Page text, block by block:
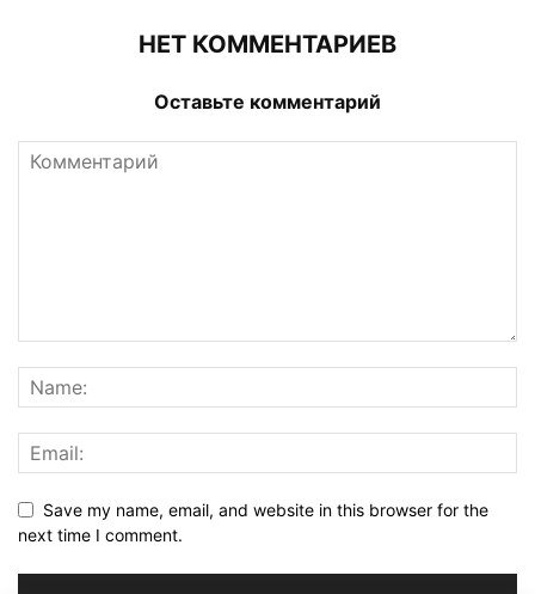
НЕТ КОММЕНТАРИЕВ
Оставьте комментарий
Save my name, email, and website in this browser for the
next time I comment.